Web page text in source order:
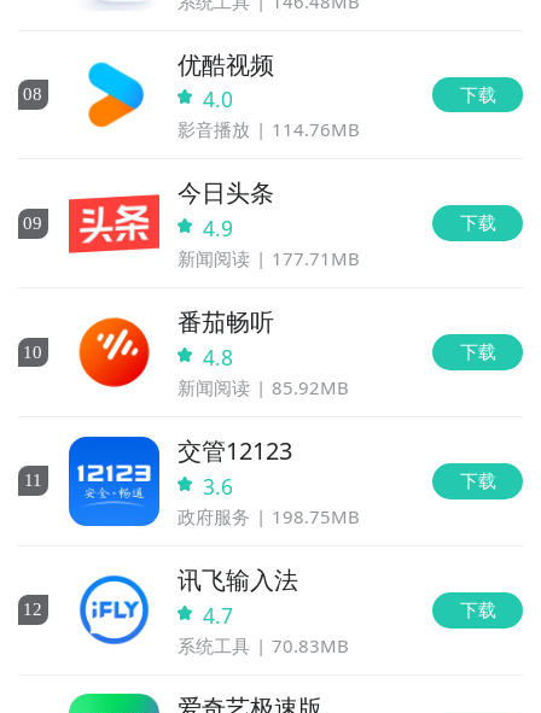
08
优酷视频
4.0
影音播放 114.76MB
下载
09
今日头条
4.9
新闻阅读 177.71MB
下载
10
番茄畅听
4.8
新闻阅读 85.92MB
下载
11
交管12123
3.6
政府服务 198.75MB
下载
12
讯飞输入法
4.7
系统工具 70.83MB
下载